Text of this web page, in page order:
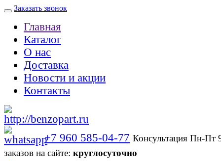
Заказать звонок
Главная
Каталог
О нас
Доставка
Новости и акции
Контакты
+7 960 585-04-77 Консультация Пн-
заказов на сайте: круглосуточно